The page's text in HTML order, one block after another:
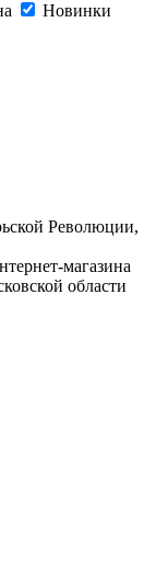
Новинки
Революции,
магазина
области